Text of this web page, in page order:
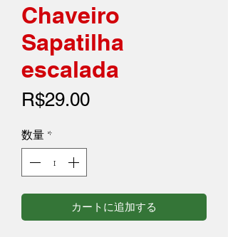
Chaveiro
Sapatilha
escalada
R$29.00価
数量 *
カートに追加する